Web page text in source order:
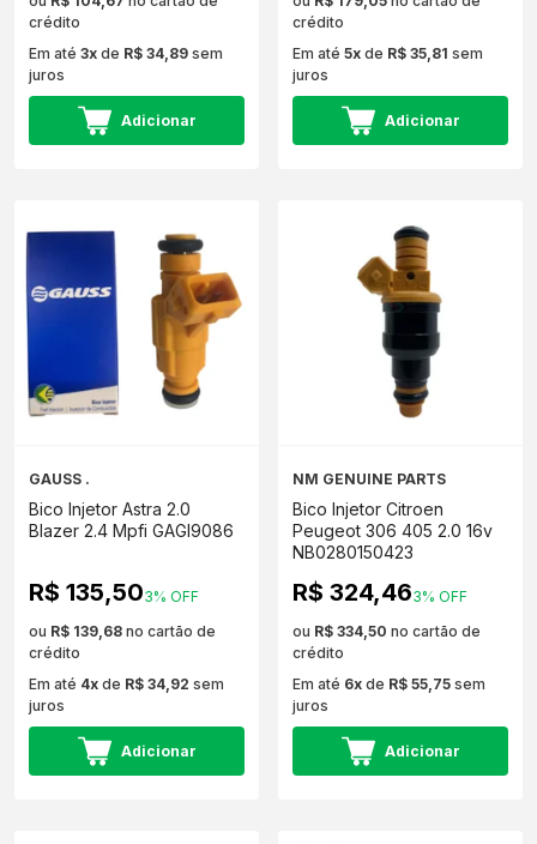
crédito
Em até 3x de R$ 34,89 sem
juros
Adicionar
crédito
Em até 5x de R$ 35,81 sem
juros
Adicionar
GAUSS .
Bico Injetor Astra 2.0
Blazer 2.4 Mpfi GAGI9086
R$ 135,503% OFF
ou R$ 139,68 no cartão de
crédito
Em até 4x de R$ 34,92 sem
juros
Adicionar
NM GENUINE PARTS
Bico Injetor Citroen
Peugeot 306 405 2.0 16v
NB0280150423
R$ 324,463% OFF
ou R$ 334,50 no cartão de
crédito
Em até 6x de R$ 55,75 sem
juros
Adicionar